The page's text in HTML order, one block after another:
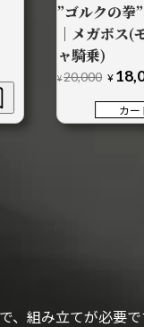
”ゴルクの拳
｜メガボス(
ャ騎乗)
¥20,000 元
格
¥
カー
組み立てが必要で